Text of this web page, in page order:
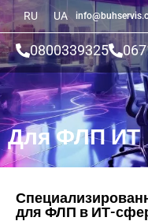
RU UA
0800339325
Для ФЛП ИТ
для ФЛП в ИТ-